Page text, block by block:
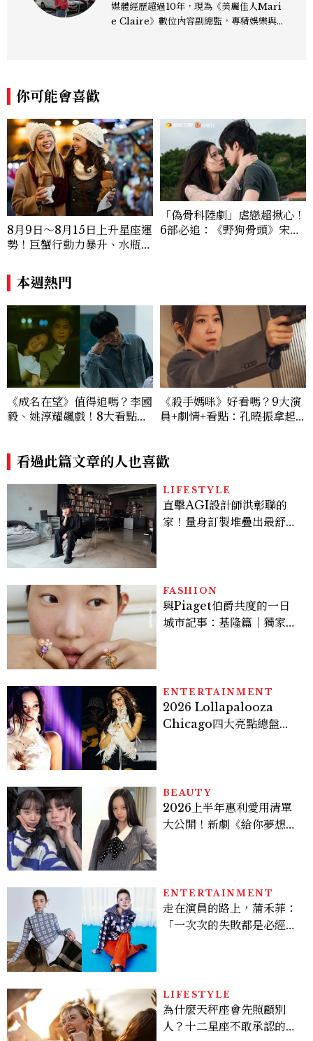
媒體經歷超過10年，現為《美麗佳人Mari
e Claire》數位內容副總監，專精娛樂與
你可能會喜歡
8月9日～8月15日上升星座運
勢！巨蟹行動力暴升、水瓶迎
「偽骨科陸劇」虐戀超揪心！
6部必追：《野狗骨頭》宋威
本週熱門
《成名在望》值得追嗎？李國
毅、姚淳耀飆戲！8大看點與
《殺手媽咪》好看嗎？9大演
員+劇情+看點：孔曉振拿起
看過此篇文章的人也喜歡
LIFESTYLE
直擊AGI設計師洪彰聯的
家！量身訂製堆疊出最舒適
FASHION
與Piaget伯爵共度的一日
城市記事：基隆篇｜獨家影
ENTERTAINMENT
2026 Lollapalooza
Chicago四大亮點總盤
BEAUTY
2026上半年惠利愛用清單
大公開！新劇《給你夢想》
ENTERTAINMENT
走在演員的路上，蒲禾菲：
「一次次的失敗都是必經過
LIFESTYLE
為什麼天秤座會先照顧別
人？十二星座不敢承認的一